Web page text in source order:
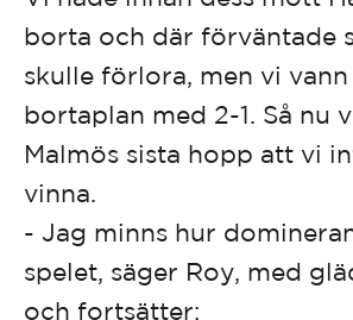
borta och där förväntade
skulle förlora, men vi vann
bortaplan med 2-1. Så nu
Malmös sista hopp att vi
vinna.
- Jag minns hur
spelet, säger Roy, med
och fortsätter: